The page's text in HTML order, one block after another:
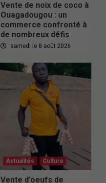
Vente de noix de coco à
Ouagadougou : un
commerce confronté à
de nombreux défis
samedi le 8 août 2026
Actualités Culture
Vente d’oeufs de